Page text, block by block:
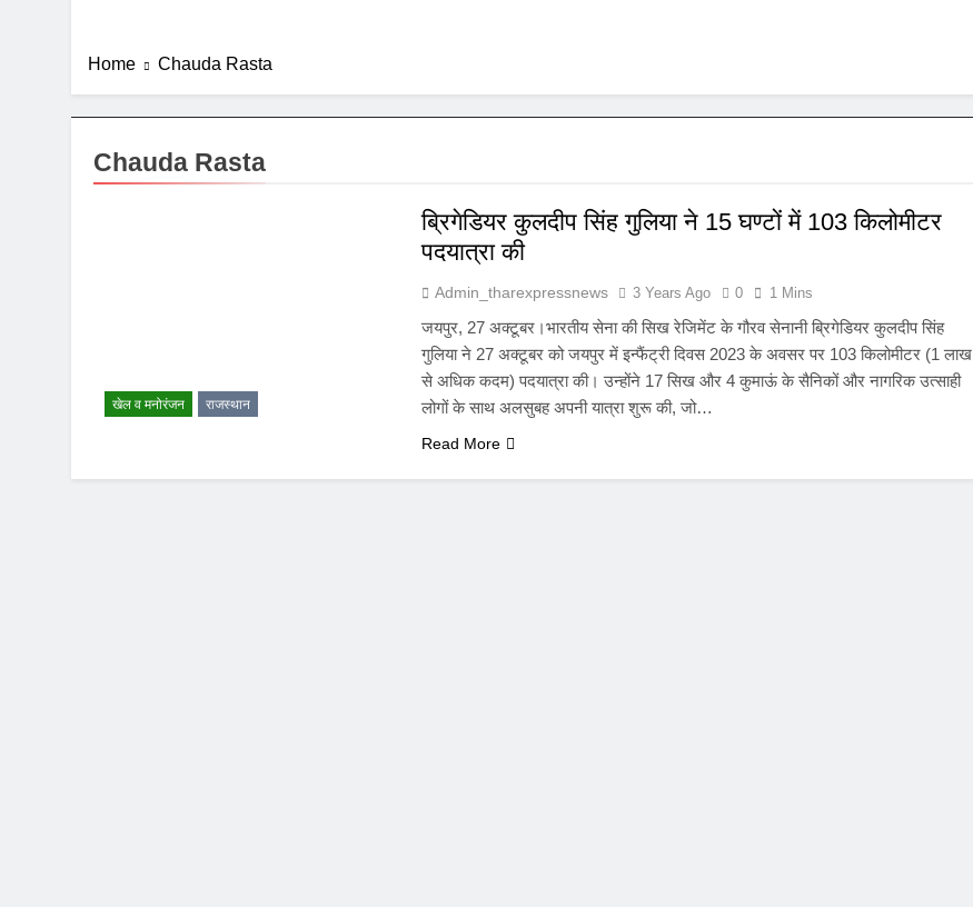
Home Chauda Rasta
Chauda Rasta
खेल व मनोरंजन राजस्थान
ब्रिगेडियर कुलदीप सिंह गुलिया ने 15 घण्टों में 103 किलोमीटर
पदयात्रा की
Admin_tharexpressnews 3 Years Ago 0 1 Mins
जयपुर, 27 अक्टूबर।भारतीय सेना की सिख रेजिमेंट के गौरव सेनानी ब्रिगेडियर कुलदीप सिंह
गुलिया ने 27 अक्टूबर को जयपुर में इन्फैंट्री दिवस 2023 के अवसर पर 103 किलोमीटर (1 लाख
से अधिक कदम) पदयात्रा की। उन्होंने 17 सिख और 4 कुमाऊं के सैनिकों और नागरिक उत्साही
लोगों के साथ अलसुबह अपनी यात्रा शुरू की, जो…
Read More